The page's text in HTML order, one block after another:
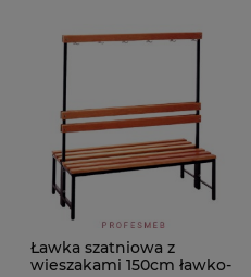
Ławka szatniowa z
wieszakami 150cm ławko-